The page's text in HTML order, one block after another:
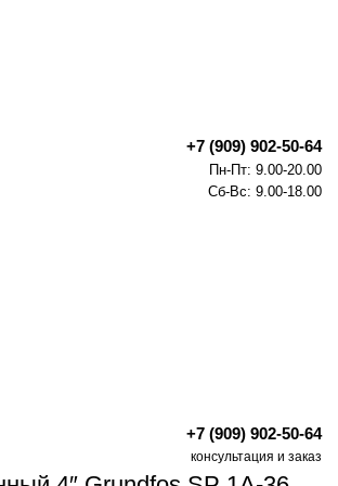
+7 (909) 902-50-64
Пн-Пт: 9.00-20.00
Сб-Вс: 9.00-18.00
+7 (909) 902-50-64
консультация и заказ